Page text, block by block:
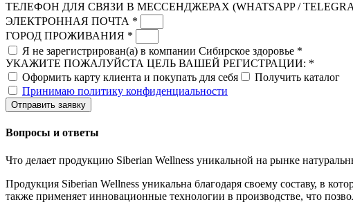
ТЕЛЕФОН ДЛЯ СВЯЗИ В МЕССЕНДЖЕРАХ (WHATSAPP /
ЭЛЕКТРОННАЯ ПОЧТА *
ГОРОД ПРОЖИВАНИЯ *
Я не зарегистрирован(а) в компании Сибирское здоровье *
УКАЖИТЕ ПОЖАЛУЙСТА ЦЕЛЬ ВАШЕЙ РЕГИСТРАЦИИ: *
Оформить карту клиента и покупать для себя
Получить каталог
Принимаю политику конфиденциальности
Отправить заявку
Вопросы и ответы
Что делает продукцию Siberian Wellness уникальной на рынке
Продукция Siberian Wellness уникальна благодаря своему составу, в
также применяет инновационные технологии в производстве, что